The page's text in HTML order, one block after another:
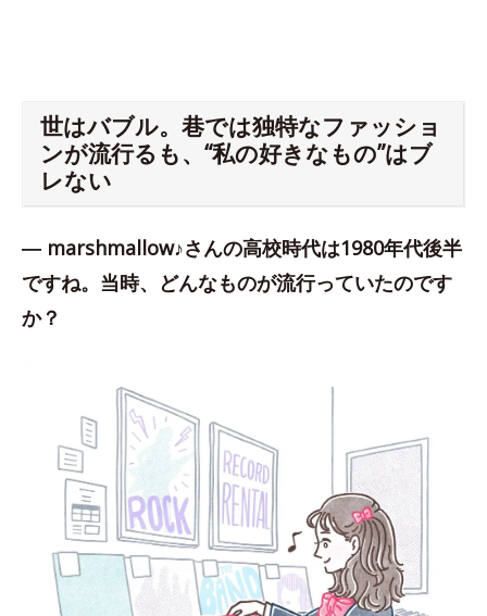
世はバブル。巷では独特なファッショ
ンが流行るも、“私の好きなもの”はブ
レない
― marshmallow♪さんの高校時代は1980年代後半
ですね。当時、どんなものが流行っていたのです
か？